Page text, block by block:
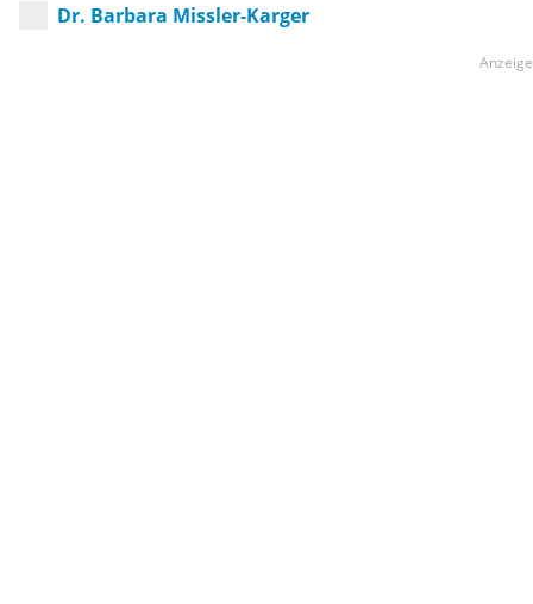
Dr. Barbara Missler-Karger